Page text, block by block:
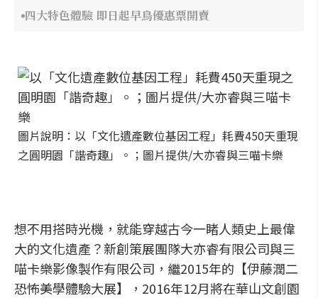
四大特色體驗 即日起早鳥優惠票開賣
圖片說明：以「文化遺產數位基因工程」耗費450天重現
之圓明園「諧奇趣」。；圖片提供/大亦睿與三喵卡樂
想不用搭時光機，就能穿越古今一睹人類史上最偉
大的文化遺產？新創策展團隊大亦睿有限公司與三
喵卡樂影像製作有限公司，繼2015年的【伊藤潤二
恐怖美學體驗大展】，2016年12月將在華山文創園